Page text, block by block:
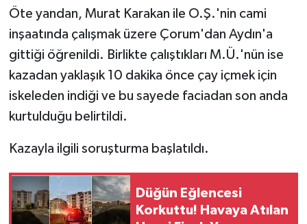
Öte yandan, Murat Karakan ile O.Ş.'nin cami
inşaatında çalışmak üzere Çorum'dan Aydın'a
gittiği öğrenildi. Birlikte çalıştıkları M.Ü.'nün ise
kazadan yaklaşık 10 dakika önce çay içmek için
iskeleden indiği ve bu sayede faciadan son anda
kurtulduğu belirtildi.
Kazayla ilgili soruşturma başlatıldı.
Düğün Eğlencesi
Korkuttu! Havaya Atılan